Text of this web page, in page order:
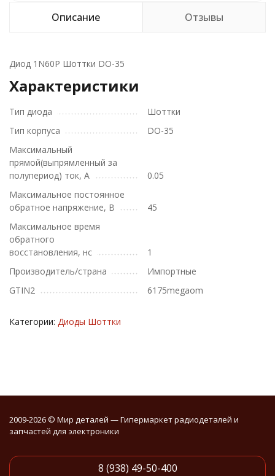
Описание Отзывы
Диод 1N60P Шоттки DO-35
Характеристики
Тип диода
Шоттки
Тип корпуса
DO-35
Максимальный
прямой(выпрямленный за
полупериод) ток, А
0.05
Максимальное постоянное
обратное напряжение, В
45
Максимальное время
обратного
восстановления, нс
1
Производитель/страна
Импортные
GTIN2
6175megaom
Категории: Диоды Шоттки
2009-2026 © Мир деталей — Гипермаркет радиодеталей и
запчастей для электроники
8 (938) 49-50-400